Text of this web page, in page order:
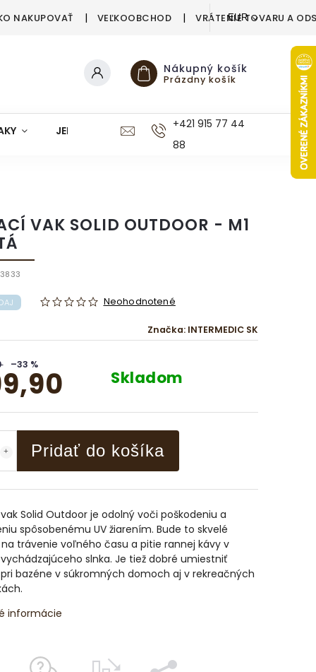
NAKUPOVAŤ VEĽKOOBCHOD VRÁTENIE TOVARU A
EUR
Nákupný košík
Prázdny košík
JEDÁLEŇ KUCHYŇA KÚPEĽŇA
+421 915 77 44
88
VAK SOLID OUTDOOR - M1
Neohodnotené
Značka: INTERMEDIC SK
–33 %
Skladom
Pridať do košíka
Solid Outdoor je odolný voči poškodeniu a
spôsobenému UV žiarením. Bude to skvelé
trávenie voľného času a pitie rannej kávy v
slnka. Je tiež dobré umiestniť
bazéne v súkromných domoch aj v rekreačných
informácie